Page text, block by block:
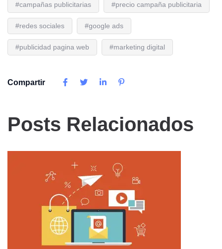
#campañas publicitarias #precio campaña publicitaria
#redes sociales #google ads
#publicidad pagina web #marketing digital
Compartir
Posts Relacionados